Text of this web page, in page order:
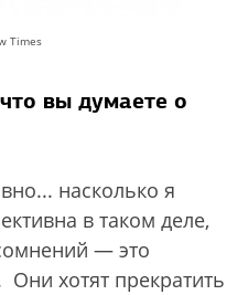
Times
вы думаете о
насколько я
в таком деле,
— это
хотят прекратить